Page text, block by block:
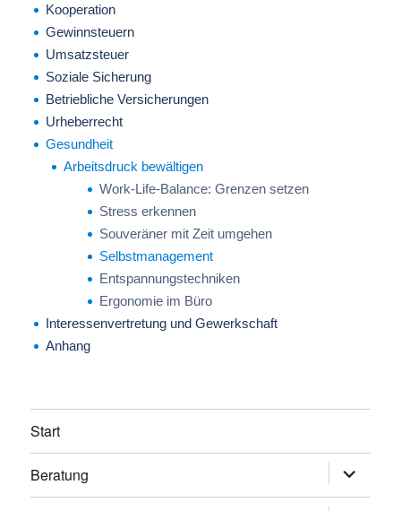
Kooperation
Gewinnsteuern
Umsatzsteuer
Soziale Sicherung
Betriebliche Versicherungen
Urheberrecht
Gesundheit
Arbeitsdruck bewältigen
Work-Life-Balance: Grenzen setzen
Stress erkennen
Souveräner mit Zeit umgehen
Selbstmanagement
Entspannungstechniken
Ergonomie im Büro
Interessenvertretung und Gewerkschaft
Anhang
Start
Beratung
anzeigen